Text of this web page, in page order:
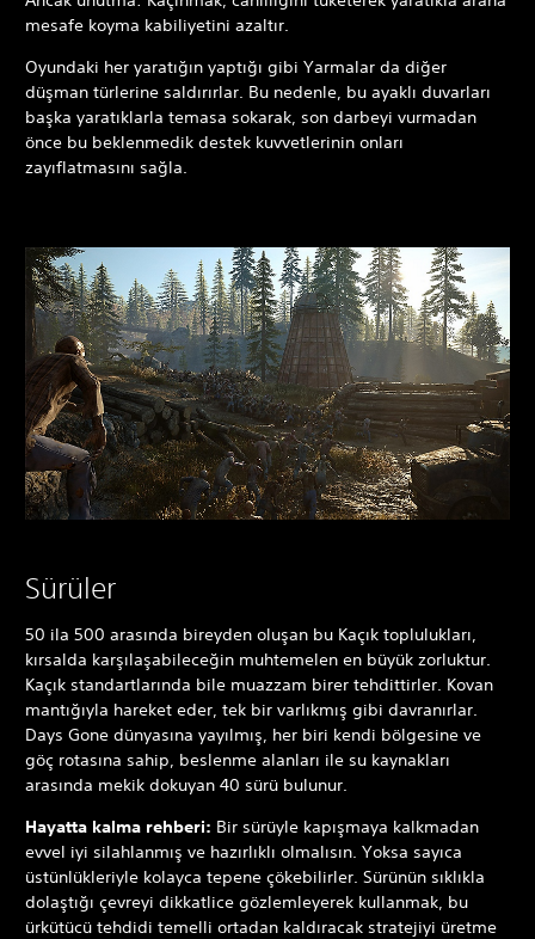
mesafe koyma kabiliyetini azaltır.
Oyundaki her yaratığın yaptığı gibi Yarmalar da diğer
düşman türlerine saldırırlar. Bu nedenle, bu ayaklı duvarları
başka yaratıklarla temasa sokarak, son darbeyi vurmadan
önce bu beklenmedik destek kuvvetlerinin onları
zayıflatmasını sağla.
Sürüler
50 ila 500 arasında bireyden oluşan bu Kaçık toplulukları,
kırsalda karşılaşabileceğin muhtemelen en büyük zorluktur.
Kaçık standartlarında bile muazzam birer tehdittirler. Kovan
mantığıyla hareket eder, tek bir varlıkmış gibi davranırlar.
Days Gone dünyasına yayılmış, her biri kendi bölgesine ve
göç rotasına sahip, beslenme alanları ile su kaynakları
arasında mekik dokuyan 40 sürü bulunur.
Hayatta kalma rehberi: Bir sürüyle kapışmaya kalkmadan
evvel iyi silahlanmış ve hazırlıklı olmalısın. Yoksa sayıca
üstünlükleriyle kolayca tepene çökebilirler. Sürünün sıklıkla
dolaştığı çevreyi dikkatlice gözlemleyerek kullanmak, bu
ürkütücü tehdidi temelli ortadan kaldıracak stratejiyi üretme